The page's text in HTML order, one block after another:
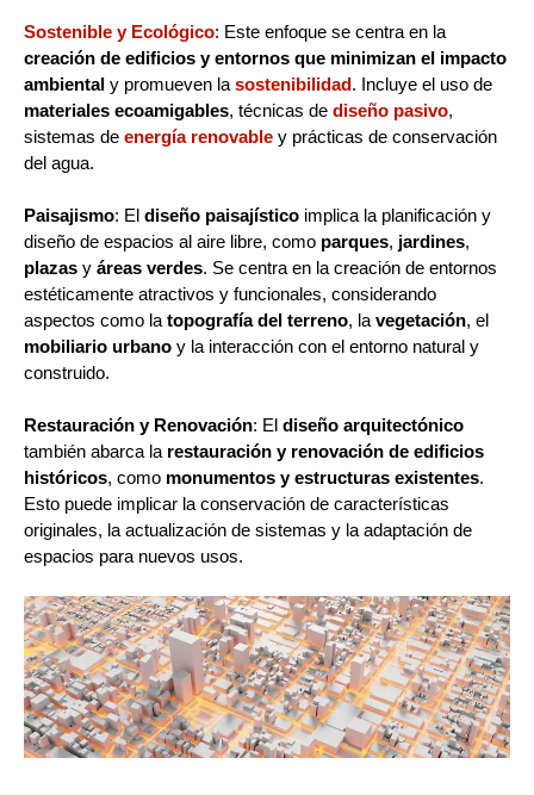
Sostenible y Ecológico: Este enfoque se centra en la
creación de edificios y entornos que minimizan el impacto
ambiental y promueven la sostenibilidad. Incluye el uso de
materiales ecoamigables, técnicas de diseño pasivo,
sistemas de energía renovable y prácticas de conservación
del agua.
Paisajismo: El diseño paisajístico implica la planificación y
diseño de espacios al aire libre, como parques, jardines,
plazas y áreas verdes. Se centra en la creación de entornos
estéticamente atractivos y funcionales, considerando
aspectos como la topografía del terreno, la vegetación, el
mobiliario urbano y la interacción con el entorno natural y
construido.
Restauración y Renovación: El diseño arquitectónico
también abarca la restauración y renovación de edificios
históricos, como monumentos y estructuras existentes.
Esto puede implicar la conservación de características
originales, la actualización de sistemas y la adaptación de
espacios para nuevos usos.